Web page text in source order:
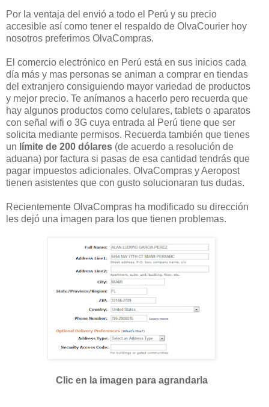
Por la ventaja del envió a todo el Perú y su precio
accesible así como tener el respaldo de OlvaCourier hoy
nosotros preferimos OlvaCompras.
El comercio electrónico en Perú está en sus inicios cada
día más y mas personas se animan a comprar en tiendas
del extranjero consiguiendo mayor variedad de productos
y mejor precio. Te anímanos a hacerlo pero recuerda que
hay algunos productos como celulares, tablets o aparatos
con señal wifi o 3G cuya entrada al Perú tiene que ser
solicita mediante permisos. Recuerda también que tienes
un límite de 200 dólares (de acuerdo a resolución de
aduana) por factura si pasas de esa cantidad tendrás que
pagar impuestos adicionales. OlvaCompras y Aeropost
tienen asistentes que con gusto solucionaran tus dudas.
Recientemente OlvaCompras ha modificado su dirección
les dejó una imagen para los que tienen problemas.
Clic en la imagen para agrandarla